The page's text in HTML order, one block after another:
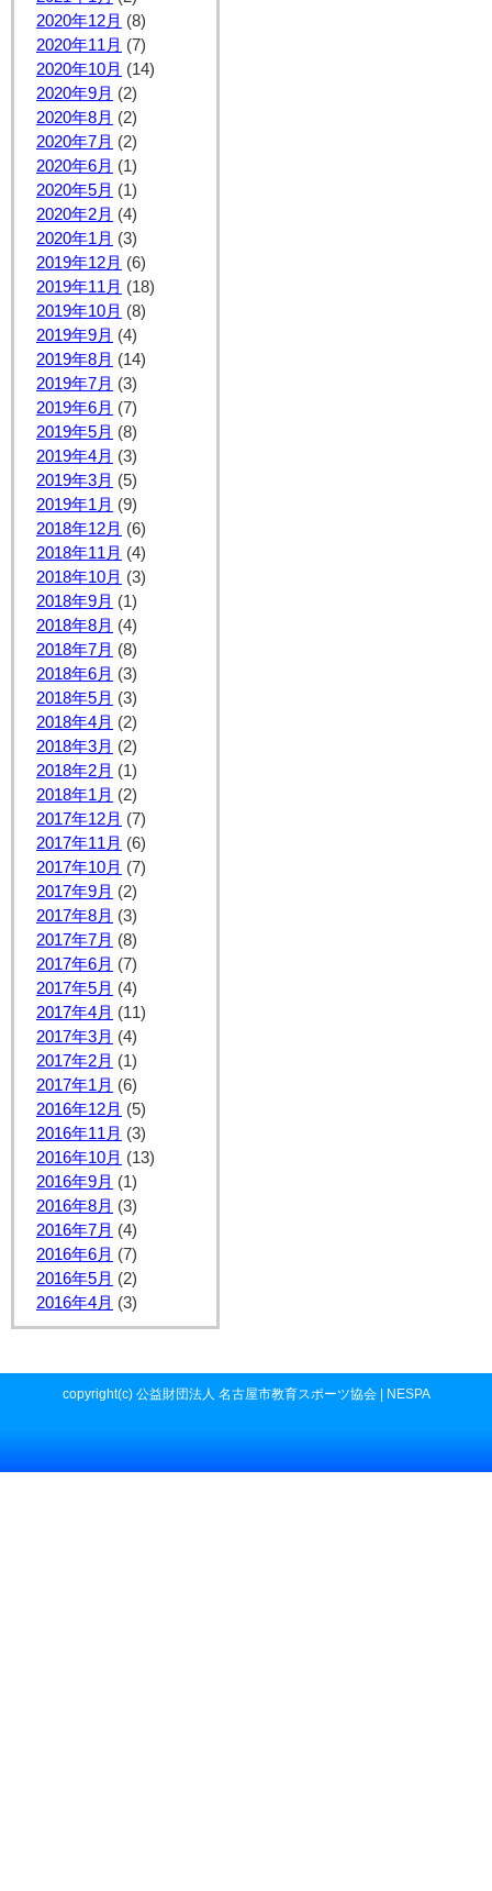
2020年12月 (8)
2020年11月 (7)
2020年10月 (14)
2020年9月 (2)
2020年8月 (2)
2020年7月 (2)
2020年6月 (1)
2020年5月 (1)
2020年2月 (4)
2020年1月 (3)
2019年12月 (6)
2019年11月 (18)
2019年10月 (8)
2019年9月 (4)
2019年8月 (14)
2019年7月 (3)
2019年6月 (7)
2019年5月 (8)
2019年4月 (3)
2019年3月 (5)
2019年1月 (9)
2018年12月 (6)
2018年11月 (4)
2018年10月 (3)
2018年9月 (1)
2018年8月 (4)
2018年7月 (8)
2018年6月 (3)
2018年5月 (3)
2018年4月 (2)
2018年3月 (2)
2018年2月 (1)
2018年1月 (2)
2017年12月 (7)
2017年11月 (6)
2017年10月 (7)
2017年9月 (2)
2017年8月 (3)
2017年7月 (8)
2017年6月 (7)
2017年5月 (4)
2017年4月 (11)
2017年3月 (4)
2017年2月 (1)
2017年1月 (6)
2016年12月 (5)
2016年11月 (3)
2016年10月 (13)
2016年9月 (1)
2016年8月 (3)
2016年7月 (4)
2016年6月 (7)
2016年5月 (2)
2016年4月 (3)
copyright(c) 公益財団法人 名古屋市教育スポーツ協会 | NESPA